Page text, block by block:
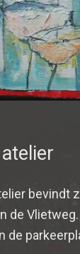
bevindt
de
de